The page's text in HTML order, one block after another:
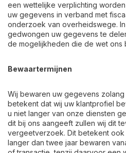
een wettelijke verplichting
uw gegevens in verband met
onderzoek van overheidswege.
gedwongen uw gegevens te
de mogelijkheden die de wet ons
Bewaartermijnen
Wij bewaren uw gegevens
betekent dat wij uw klantprofiel
u niet langer van onze diensten
dit bij ons aangeeft zullen wij dit
vergeetverzoek. Dit betekent
langer dan twee jaar bewaren